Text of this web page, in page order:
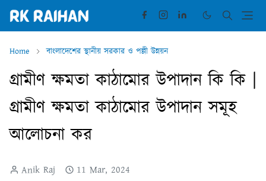
Home বাংলাদেশের স্থানীয় সরকার ও পল্লী উন্নয়ন
গ্রামীণ ক্ষমতা কাঠামোর উপাদান কি কি |
গ্রামীণ ক্ষমতা কাঠামোর উপাদান সমূহ
আলোচনা কর
Anik Raj 11 Mar, 2024